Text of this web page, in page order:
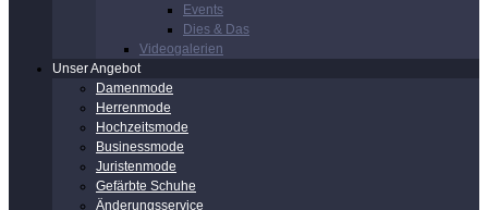
Events
Dies & Das
Videogalerien
Unser Angebot
Damenmode
Herrenmode
Hochzeitsmode
Businessmode
Juristenmode
Gefärbte Schuhe
Änderungsservice